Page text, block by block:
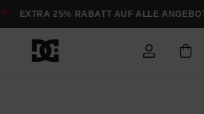
EXTRA 25% RABATT AUF ALLE